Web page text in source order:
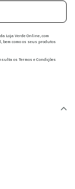
Loja Verde Online, com
bem como os seus produtos
os Termos e Condições